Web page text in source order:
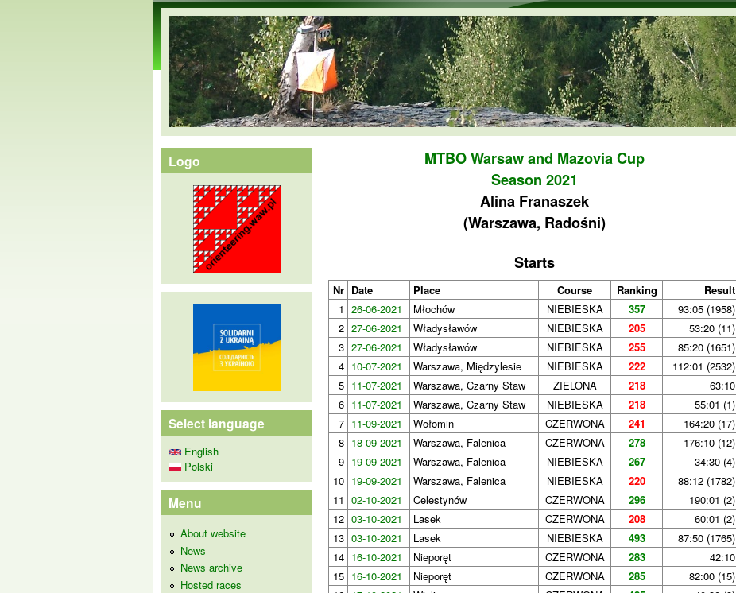
Skip to main content
orienteering.waw.pl
MTBO Warsaw and Mazovia Cup
Season 2021
Alina Franaszek
(Warszawa, Radośni)
Starts
Nr Date Place Course Ranking
Result
1 26-06-2021 Młochów NIEBIESKA 357
93:05 (1958)
2 27-06-2021 Władysławów NIEBIESKA 205
53:20 (11)
3 27-06-2021 Władysławów NIEBIESKA 255
85:20 (1651)
4 10-07-2021 Warszawa, Międzylesie NIEBIESKA 222
112:01 (2532)
5 11-07-2021 Warszawa, Czarny Staw ZIELONA 218
63:10
6 11-07-2021 Warszawa, Czarny Staw NIEBIESKA 218
55:01 (1)
7 11-09-2021 Wołomin CZERWONA 241
164:20 (17)
8 18-09-2021 Warszawa, Falenica CZERWONA 278
176:10 (12)
9 19-09-2021 Warszawa, Falenica NIEBIESKA 267
34:30 (4)
10 19-09-2021 Warszawa, Falenica NIEBIESKA 220
88:12 (1782)
11 02-10-2021 Celestynów CZERWONA 296
190:01 (2)
12 03-10-2021 Lasek CZERWONA 208
60:01 (2)
13 03-10-2021 Lasek NIEBIESKA 493
87:50 (1765)
14 16-10-2021 Nieporęt CZERWONA 283
42:10
15 16-10-2021 Nieporęt CZERWONA 285
82:00 (15)
Logo
Select language
English
Polski
Menu
About website
News
News archive
Hosted races